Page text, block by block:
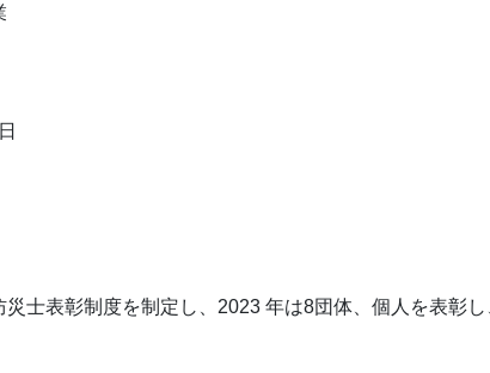
士表彰制度を制定し、2023 年は8団体、個人を表彰